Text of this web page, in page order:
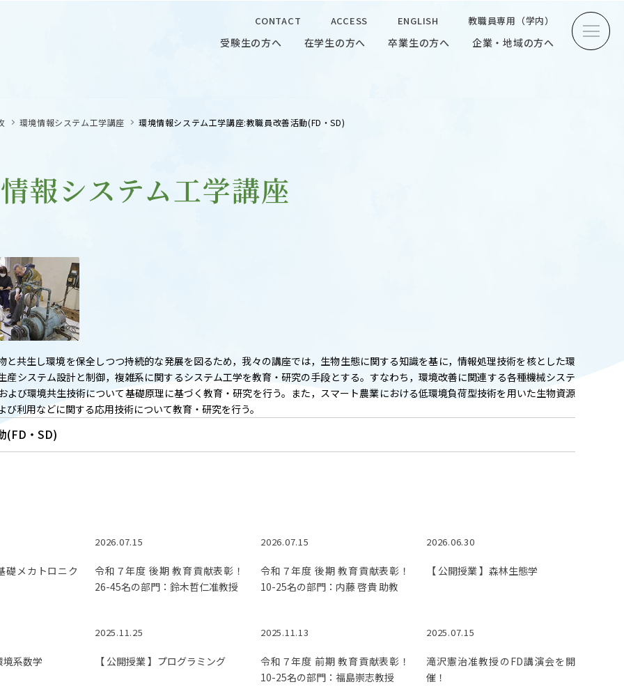
CONTACT ACCESS ENGLISH 教職員専用（学内）
受験生の方へ 在学生の方へ 卒業生の方へ
企業・地域の方へ
ャンパス
SOCIAL
社会連携
CAMPUS LIFE
大学生活
PAMPHLET FACULTY
環境情報システム工学講座 環境情報システム工学講座:教職員改善活動(FD・SD)
報システム工学講座
と共生し環境を保全しつつ持続的な発展を図るため，我々の講座では，生物生態に関する知識を基に，情報処理技術を核とした環
産システム設計と制御，複雑系に関するシステム工学を教育・研究の手段とする。すなわち，環境改善に関連する各種機械システ
よび環境共生技術について基礎原理に基づく教育・研究を行う。また，スマート農業における低環境負荷型技術を用いた生物資源
び利用などに関する応用技術について教育・研究を行う。
(FD・SD)
礎メカトロニク
2026.07.15
令和７年度 後期 教育貢献表彰！
26-45名の部門：鈴木哲仁准教授
2026.07.15
令和７年度 後期 教育貢献表彰！
10-25名の部門：内藤 啓貴 助教
2026.06.30
【 公開授業 】森林生態学
境系数学
2025.11.25
【 公開授業 】プログラミング
2025.11.13
令和７年度 前期 教育貢献表彰！
10-25名の部門：福島崇志教授
2025.07.15
滝沢憲治准教授のFD講演会を開
催！